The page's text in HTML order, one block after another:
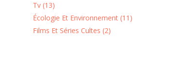
Tv (13)
Écologie Et Environnement (11)
Films Et Séries Cultes (2)